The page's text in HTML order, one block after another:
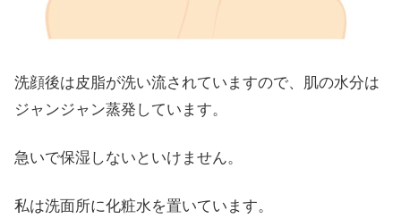
洗顔後は皮脂が洗い流されていますので、肌の水分は
ジャンジャン蒸発しています。
急いで保湿しないといけません。
私は洗面所に化粧水を置いています。